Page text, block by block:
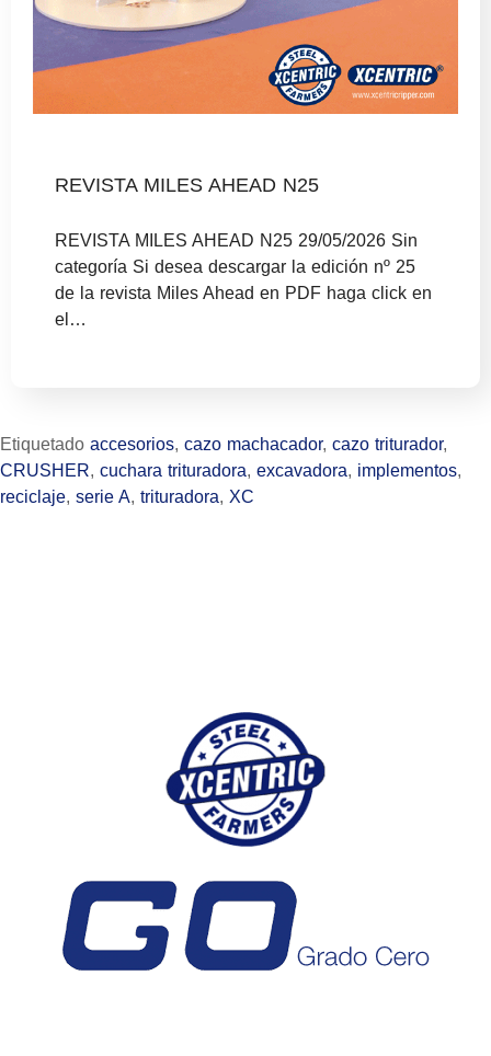
REVISTA MILES AHEAD N25
REVISTA MILES AHEAD N25 29/05/2026 Sin
categoría Si desea descargar la edición nº 25
de la revista Miles Ahead en PDF haga click en
el…
Etiquetado accesorios, cazo machacador, cazo triturador,
CRUSHER, cuchara trituradora, excavadora, implementos,
reciclaje, serie A, trituradora, XC